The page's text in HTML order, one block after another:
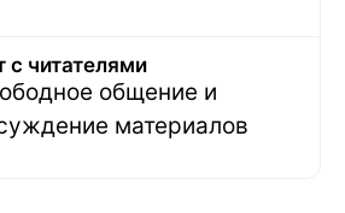
с читателями
общение и
материалов